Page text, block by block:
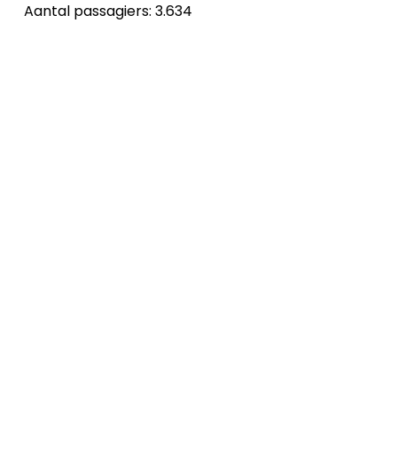
Aantal passagiers: 3.634